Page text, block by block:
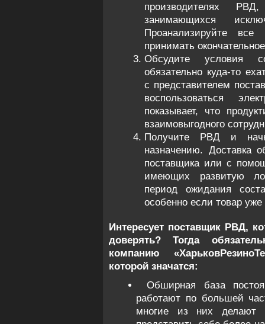
производителях
занимающихся
Проанализируйте
принимать
Обсудите условия
обязательно куда-то
с представителем
воспользоваться
показывает, что
взаимовыгодного
Получите РВД и
назначению. Доставка
поставщика или с
имеющих развитую
период ожидания
особенно если товар уже
Интересует поставщик РВД,
доверять? Тогда
компанию
которой значатся:
Обширная база
работают по большей
многие из них делают